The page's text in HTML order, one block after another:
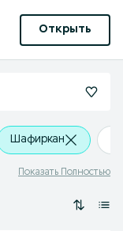
Открыть
Шафиркан
Показать Полностью